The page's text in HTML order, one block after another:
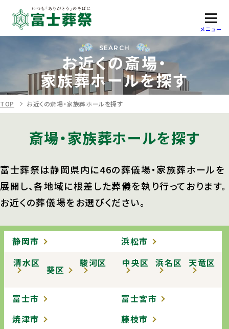
メニュー
SEARCH
お近くの斎場・
家族葬ホールを探す
TOP お近くの斎場・家族葬ホールを探す
斎場・家族葬ホールを探す
富士葬祭は静岡県内に46の葬儀場・家族葬ホールを
展開し、各地域に根差した葬儀を執り行っております。
お近くの葬儀場をお選びください。
静岡市
清水区
葵区
駿河区
浜松市
中央区 浜名区 天竜区
富士市
富士宮市
焼津市
藤枝市